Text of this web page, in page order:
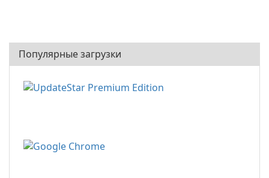
Популярные загрузки